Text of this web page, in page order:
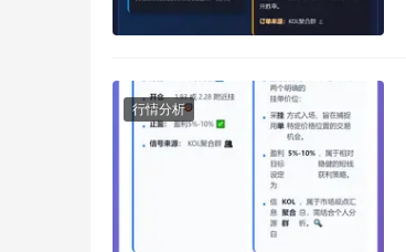
行情分析